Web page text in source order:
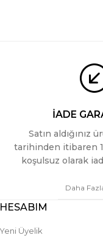
İADE
Satın aldığınız
tarihinden itibaren
koşulsuz olarak
Daha
HESABIM
Yeni Üyelik